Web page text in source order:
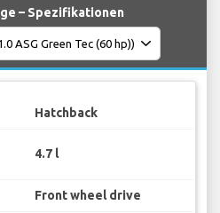
– Spezifikationen
Hatchback
4.7 l
Front wheel drive